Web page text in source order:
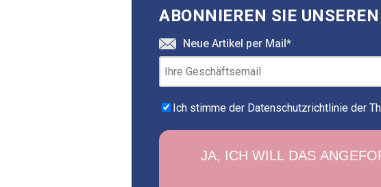
ABONNIEREN SIE
Neue Artikel per Mail*
Ich stimme der Datenschutzrichtlinie der